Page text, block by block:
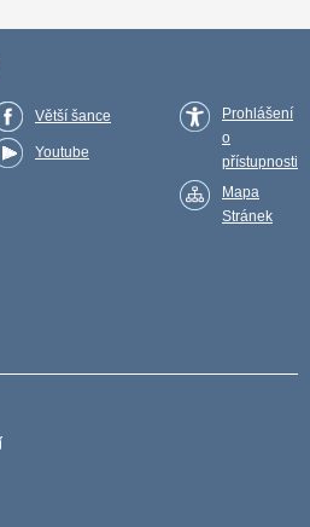
Větší šance
Youtube
Prohlášení
o
přístupnosti
Mapa
Stránek